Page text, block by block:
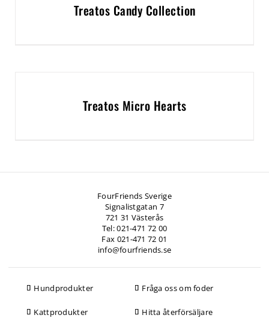
Treatos Candy Collection
Treatos Micro Hearts
FourFriends Sverige
Signalistgatan 7
721 31 Västerås
Tel: 021-471 72 00
Fax 021-471 72 01
info@fourfriends.se
Hundprodukter
Kattprodukter
Fråga oss om foder
Hitta återförsäljare